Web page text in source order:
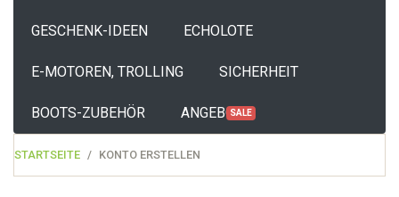
GESCHENK-IDEEN ECHOLOTE
E-MOTOREN, TROLLING SICHERHEIT
BOOTS-ZUBEHÖR ANGEBOTE
SALE
STARTSEITE KONTO ERSTELLEN